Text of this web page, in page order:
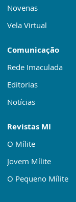
Novenas
Vela Virtual
Comunicação
Rede Imaculada
Editorias
Notícias
Revistas MI
O Mílite
Jovem Mílite
O Pequeno Mílite